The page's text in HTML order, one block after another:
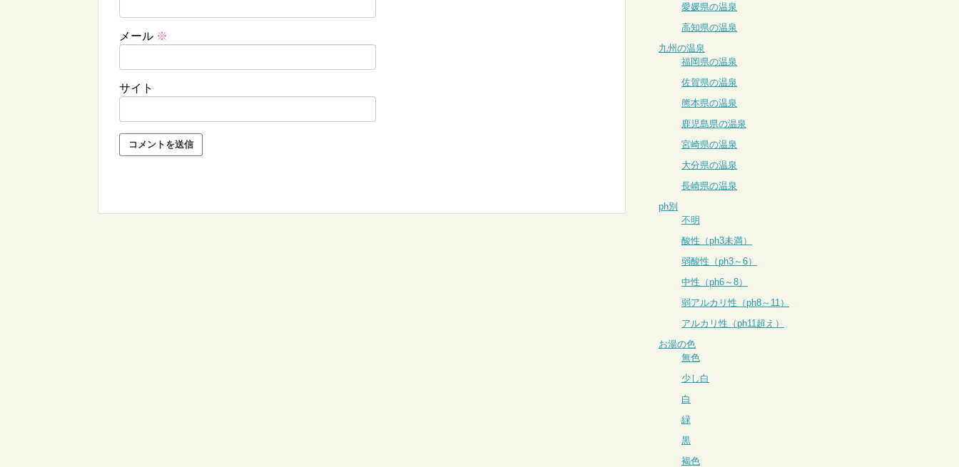
メール ※
サイト
愛媛県の温泉
高知県の温泉
九州の温泉
福岡県の温泉
佐賀県の温泉
熊本県の温泉
鹿児島県の温泉
宮崎県の温泉
大分県の温泉
長崎県の温泉
ph別
不明
酸性（ph3未満）
弱酸性（ph3～6）
中性（ph6～8）
弱アルカリ性（ph8～11）
アルカリ性（ph11超え）
お湯の色
無色
少し白
白
緑
黒
褐色